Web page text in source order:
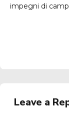
impegni di
Leave a